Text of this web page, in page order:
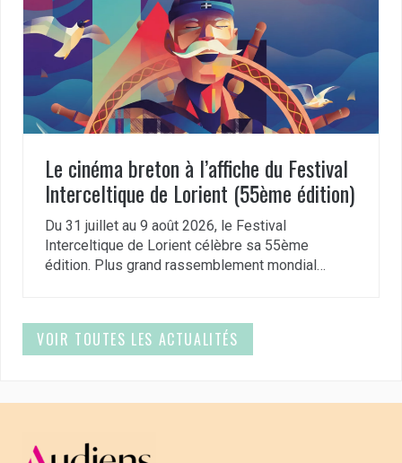
Le cinéma breton à l’affiche du Festival
Interceltique de Lorient (55ème édition)
Du 31 juillet au 9 août 2026, le Festival
Interceltique de Lorient célèbre sa 55ème
édition. Plus grand rassemblement mondial…
VOIR TOUTES LES ACTUALITÉS